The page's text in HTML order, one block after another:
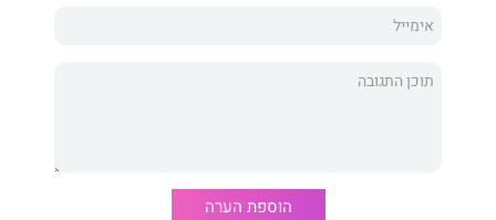
הספרותית. הגיע הזמן להאיר את דרכם ליעדם.
2020 – גיל 73 - מוציא את ספרי הראשון מאז שובי לכתיבה, ספרי
הוספת הערה